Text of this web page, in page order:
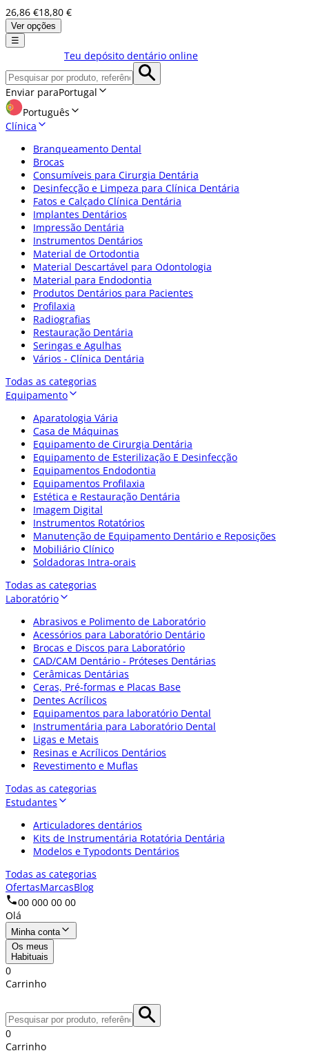
26,86 €18,80 €
Ver opções
☰
Teu depósito dentário online
Enviar paraPortugal
Português
Clínica
Branqueamento Dental
Brocas
Consumíveis para Cirurgia Dentária
Desinfecção e Limpeza para Clínica Dentária
Fatos e Calçado Clínica Dentária
Implantes Dentários
Impressão Dentária
Instrumentos Dentários
Material de Ortodontia
Material Descartável para Odontologia
Material para Endodontia
Produtos Dentários para Pacientes
Profilaxia
Radiografias
Restauração Dentária
Seringas e Agulhas
Vários - Clínica Dentária
Todas as categorias
Equipamento
Aparatologia Vária
Casa de Máquinas
Equipamento de Cirurgia Dentária
Equipamento de Esterilização E Desinfecção
Equipamentos Endodontia
Equipamentos Profilaxia
Estética e Restauração Dentária
Imagem Digital
Instrumentos Rotatórios
Manutenção de Equipamento Dentário e Reposições
Mobiliário Clínico
Soldadoras Intra-orais
Todas as categorias
Laboratório
Abrasivos e Polimento de Laboratório
Acessórios para Laboratório Dentário
Brocas e Discos para Laboratório
CAD/CAM Dentário - Próteses Dentárias
Cerâmicas Dentárias
Ceras, Pré-formas e Placas Base
Dentes Acrílicos
Equipamentos para laboratório Dental
Instrumentária para Laboratório Dental
Ligas e Metais
Resinas e Acrílicos Dentários
Revestimento e Muflas
Todas as categorias
Estudantes
Articuladores dentários
Kits de Instrumentária Rotatória Dentária
Modelos e Typodonts Dentários
Todas as categorias
OfertasMarcasBlog
00 000 00 00
Olá
Minha conta
Os meus
Habituais
0
Carrinho
0
Carrinho